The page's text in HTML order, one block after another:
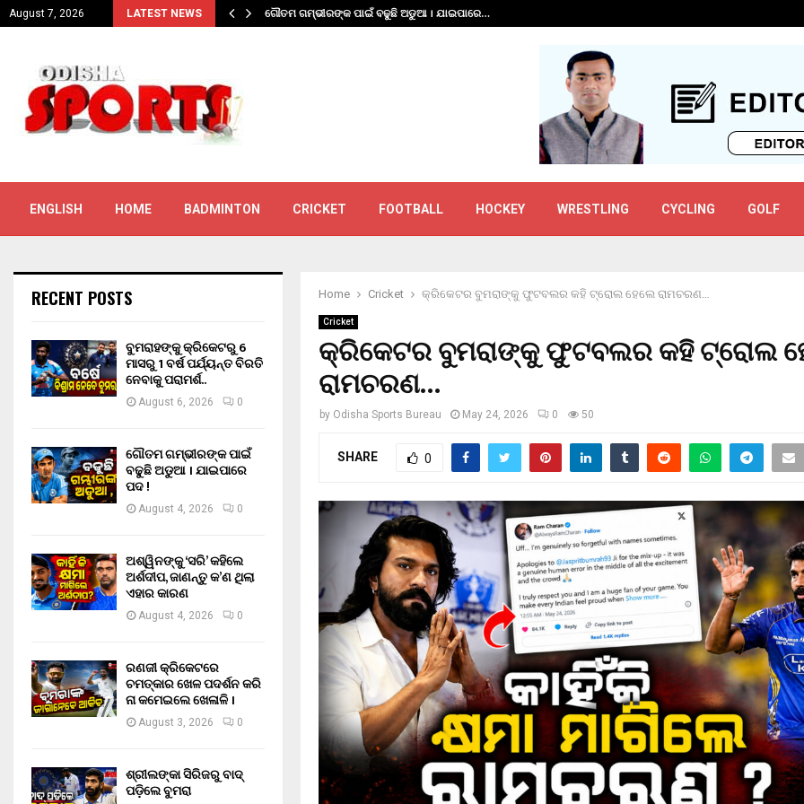
August 7, 2026 LATEST NEWS ଗୌତମ ଗମ୍ଭୀରଙ୍କ ପାଇଁ ବଢୁଛି ଅଡୁଆ । ଯାଇପାରେ…
ENGLISH HOME BADMINTON CRICKET FOOTBALL HOCKEY WRESTLING CYCLING GOLF
Home Cricket କ୍ରିକେଟର ବୁମରାଙ୍କୁ ଫୁଟବଲର କହି ଟ୍ରୋଲ ହେଲେ ରାମଚରଣ…
Cricket
କ୍ରିକେଟର ବୁମରାଙ୍କୁ ଫୁଟବଲର କହି ଟ୍ରୋଲ
ରାମଚରଣ…
by Odisha Sports Bureau May 24, 2026 0 50
SHARE 0
RECENT POSTS
ବୁମରାହଙ୍କୁ କ୍ରିକେଟରୁ 6
ମାସରୁ 1 ବର୍ଷ ପର୍ଯ୍ୟନ୍ତ ବିରତି
ନେବାକୁ ପରାମର୍ଶ..
August 6, 2026 0
ଗୌତମ ଗମ୍ଭୀରଙ୍କ ପାଇଁ
ବଢୁଛି ଅଡୁଆ । ଯାଇପାରେ
ପଦ !
August 4, 2026 0
ଅଶ୍ୱିନଙ୍କୁ ‘ସରି’ କହିଲେ
ଅର୍ଶଦୀପ, ଜାଣନ୍ତୁ କ’ଣ ଥିଲା
ଏହାର କାରଣ
August 4, 2026 0
ରଣଜୀ କ୍ରିକେଟରେ
ଚମତ୍କାର ଖେଳ ପଦର୍ଶନ କରି
ନା କମେଇଲେ ଖେଳାଳି ।
August 3, 2026 0
ଶ୍ରୀଲଙ୍କା ସିରିଜରୁ ବାଦ୍
ପଡ଼ିଲେ ବୁମରା